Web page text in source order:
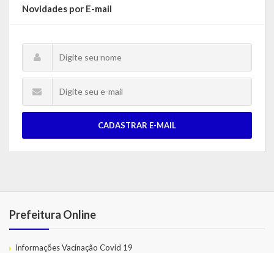
Novidades por E-mail
CADASTRAR E-MAIL
Prefeitura Online
Informações Vacinação Covid 19